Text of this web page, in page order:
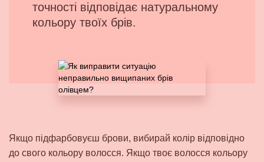
точності відповідає натуральному
кольору твоїх брів.
Якщо підфарбовуєш брови, вибирай колір відповідно
до свого кольору волосся. Якщо твоє волосся кольору